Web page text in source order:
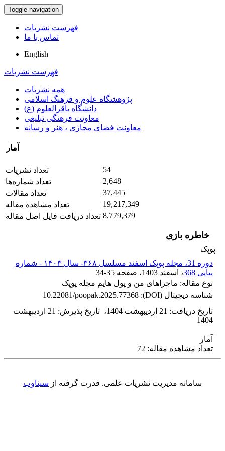
Toggle navigation
فهرست نشریات
تماس با ما
English
فهرست نشریات
همه نشریات
پژوهشگاه علوم و فرهنگ اسلامی
دانشگاه باقرالعلوم (ع)
معاونت فرهنگی تبلیغی
معاونت فضای مجازی ، هنر و رسانه
آمار
تعداد نشریات
54
تعداد شماره‌ها
2,648
تعداد مقالات
37,445
تعداد مشاهده مقاله
19,217,349
تعداد دریافت فایل اصل مقاله 8,779,379
خاطره بازی
پوپک
دوره 31، مجله پوپک اسفند مسلسل ۳۶۸- سال ۱۴۰۳ - شماره
پیاپی 368
، اسفند 1403 ، صفحه 34-35
نوع مقاله: ماجراهای من و پول هایم مجله پوپک
شناسه دیجیتال (DOI):
10.22081/poopak.2025.77368
تاریخ دریافت: 21 اردیبهشت 1404 ، تاریخ پذیرش:
21 اردیبهشت
1404
آمار
تعداد مشاهده مقاله: 72
سامانه مدیریت نشریات علمی. قدرت گرفته از سیناوب